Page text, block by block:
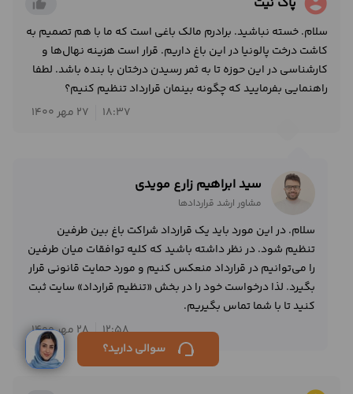
thumb_up_alt
سلام. خسته نباشید. برادرم مالک باغی است که ما با هم تصمیم به
کاشت درخت پالونیا در این باغ داریم. قرار است هزینه نهال‌ها و
کارشناسی در این حوزه تا به ثمر رسیدن درختان با بنده باشد. لطفا
راهنمایی بفرمایید که چگونه بینمان قرارداد تنظیم کنیم؟
18:37
27 مهر 1400
سید ابراهیم زارع مویدی
مشاور ارشد قراردادها
سلام. در این مورد باید یک قرارداد شراکت باغ بین طرفین
تنظیم شود. در نظر داشته باشید که کلیه توافقات میان طرفین
را می‌توانیم در قرارداد منعکس کنیم و مورد حمایت قانونی قرار
بگیرد. لذا درخواست خود را در بخش «تنظیم قرارداد» سایت ثبت
کنید تا با شما تماس بگیریم.
12:58
28 مهر 1400
سوالی دارید؟